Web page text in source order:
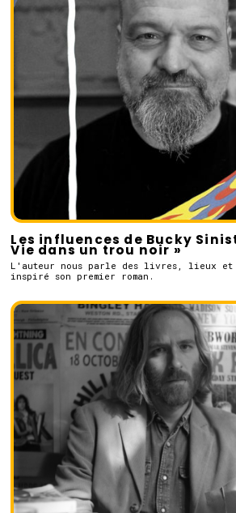
Les influences de Bucky
Vie dans un trou noir »
L'auteur nous parle des livres, lieux et
inspiré son premier roman.